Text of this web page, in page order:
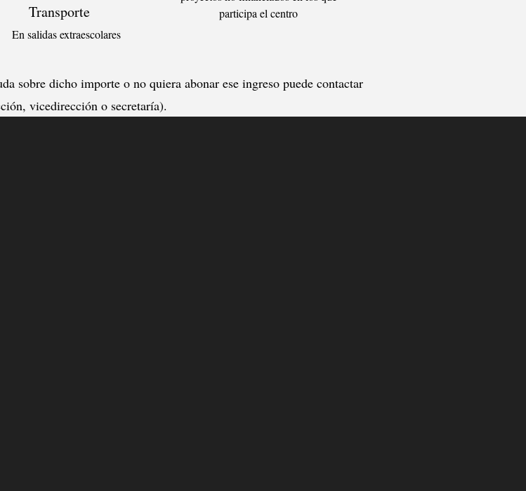
Transporte
participa el centro
En salidas extraescolares
sobre dicho importe o no quiera abonar ese ingreso puede contactar
vicedirección o secretaría).